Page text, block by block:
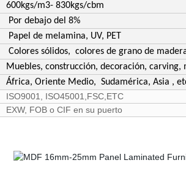
600kgs/m3- 830kgs/cbm
Por debajo del 8%
Papel de melamina, UV, PET
Colores sólidos, colores de grano de
Muebles, construcción, decoración,
África, Oriente Medio, Sudamérica, Asia ,
ISO9001, ISO45001,FSC,ETC
EXW, FOB o CIF en su puerto